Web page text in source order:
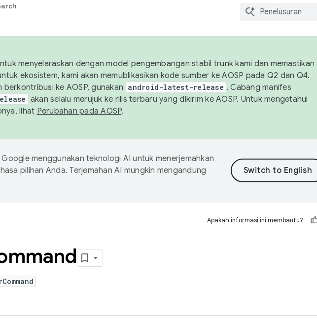
menyelaraskan dengan model pengembangan stabil trunk kami dan memastikan
ekosistem, kami akan memublikasikan kode sumber ke AOSP pada Q2 dan Q4.
berkontribusi ke AOSP, gunakan android-latest-release . Cabang manifes
akan selalu merujuk ke rilis terbaru yang dikirim ke AOSP. Untuk mengetahui
lihat Perubahan pada AOSP.
Google menggunakan teknologi AI untuk menerjemahkan
pilihan Anda. Terjemahan AI mungkin mengandung
Apakah informasi ini membantu?